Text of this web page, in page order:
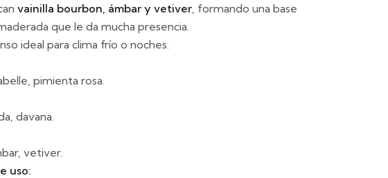
vainilla bourbon, ámbar y vetiver, formando una base
que le da mucha presencia.
ideal para clima frío o noches.
pimienta rosa.
davana.
vetiver.
uso: